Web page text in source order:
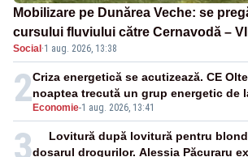
Mobilizare pe Dunărea Veche: se
cursului fluviului către Cernavodă –
Social ·1 aug. 2026, 13:38
2 Economie-1 aug. 2026, 13:41
Criza energetică se acutizează. CE
noaptea trecută un grup energetic de
3
Lovitură după lovitură pentru
dosarul drogurilor. Alessia Păcuraru